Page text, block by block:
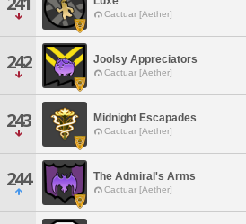
Cactuar [Aether]
242 Joolsy Appreciators
Cactuar [Aether]
243 Midnight Escapades
Cactuar [Aether]
244 The Admiral's Arms
Cactuar [Aether]